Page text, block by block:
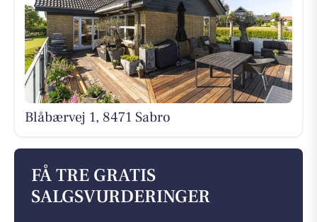
Blåbærvej 1, 8471 Sabro
FÅ TRE GRATIS
SALGSVURDERINGER